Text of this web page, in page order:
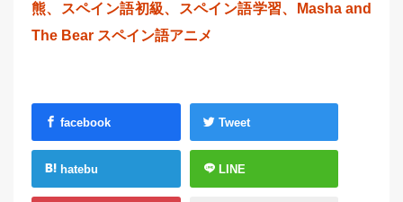
熊、スペイン語初級、スペイン語学習、Masha and
The Bear スペイン語アニメ
facebook Tweet
hatebu LINE